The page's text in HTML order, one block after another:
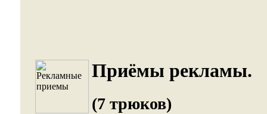
Приёмы рекламы.
(7 трюков)